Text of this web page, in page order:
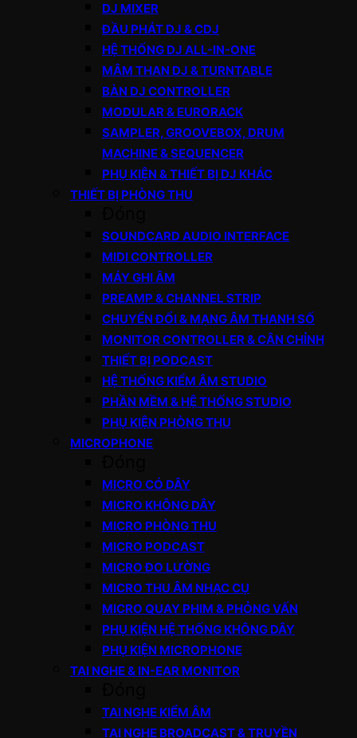
DJ MIXER
ĐẦU PHÁT DJ & CDJ
HỆ THỐNG DJ ALL-IN-ONE
MÂM THAN DJ & TURNTABLE
BÀN DJ CONTROLLER
MODULAR & EURORACK
SAMPLER, GROOVEBOX, DRUM
MACHINE & SEQUENCER
PHỤ KIỆN & THIẾT BỊ DJ KHÁC
THIẾT BỊ PHÒNG THU
SOUNDCARD AUDIO INTERFACE
MIDI CONTROLLER
MÁY GHI ÂM
PREAMP & CHANNEL STRIP
CHUYỂN ĐỔI & MẠNG ÂM THANH SỐ
MONITOR CONTROLLER & CÂN CHỈNH
THIẾT BỊ PODCAST
HỆ THỐNG KIỂM ÂM STUDIO
PHẦN MỀM & HỆ THỐNG STUDIO
PHỤ KIỆN PHÒNG THU
MICROPHONE
MICRO CÓ DÂY
MICRO KHÔNG DÂY
MICRO PHÒNG THU
MICRO PODCAST
MICRO ĐO LƯỜNG
MICRO THU ÂM NHẠC CỤ
MICRO QUAY PHIM & PHỎNG VẤN
PHỤ KIỆN HỆ THỐNG KHÔNG DÂY
PHỤ KIỆN MICROPHONE
TAI NGHE & IN-EAR MONITOR
TAI NGHE KIỂM ÂM
TAI NGHE BROADCAST & TRUYỀN